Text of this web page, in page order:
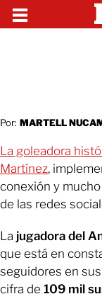
Por: MARTELL
La goleadora
Martínez,
conexión y
de las redes
La jugadora del
que está en
seguidores en
cifra de 109 mil